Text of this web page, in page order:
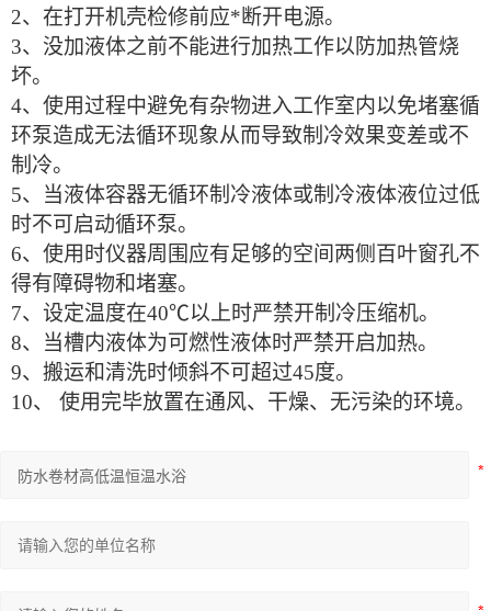
2、在打开机壳检修前应*断开电源。
3、没加液体之前不能进行加热工作以防加热管烧
坏。
4、使用过程中避免有杂物进入工作室内以免堵塞循
环泵造成无法循环现象从而导致制冷效果变差或不
制冷。
5、当液体容器无循环制冷液体或制冷液体液位过低
时不可启动循环泵。
6、使用时仪器周围应有足够的空间两侧百叶窗孔不
得有障碍物和堵塞。
7、设定温度在40℃以上时严禁开制冷压缩机。
8、当槽内液体为可燃性液体时严禁开启加热。
9、搬运和清洗时倾斜不可超过45度。
10、 使用完毕放置在通风、干燥、无污染的环境。